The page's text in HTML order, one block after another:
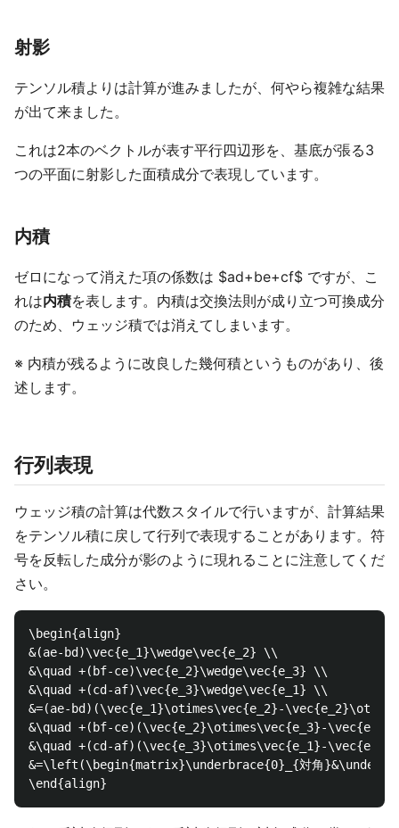
射影
テンソル積よりは計算が進みましたが、何やら複雑な結果
が出て来ました。
これは2本のベクトルが表す平行四辺形を、基底が張る3
つの平面に射影した面積成分で表現しています。
内積
ゼロになって消えた項の係数は $ad+be+cf$ ですが、こ
れは内積を表します。内積は交換法則が成り立つ可換成分
のため、ウェッジ積では消えてしまいます。
※ 内積が残るように改良した幾何積というものがあり、後
述します。
行列表現
ウェッジ積の計算は代数スタイルで行いますが、計算結果
をテンソル積に戻して行列で表現することがあります。符
号を反転した成分が影のように現れることに注意してくだ
さい。
\begin{align}
&(ae-bd)\vec{e_1}\wedge\vec{e_2} \\
&\quad +(bf-ce)\vec{e_2}\wedge\vec{e_3} \\
&\quad +(cd-af)\vec{e_3}\wedge\vec{e_1} \\
&=(ae-bd)(\vec{e_1}\otimes\vec{e_2}-
&\quad +(bf-ce)(\vec{e_2}\otimes\vec{e_3}-
&\quad +(cd-af)(\vec{e_3}\otimes\vec{e_1}-
&=\left(\begin{matrix}\underbrace{0}_{対角